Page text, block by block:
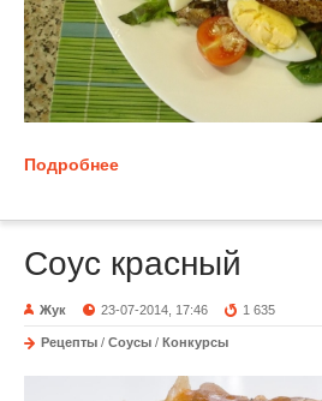
Подробнее
Соус красный
Жук 23-07-2014, 17:46 1 635
Рецепты / Соусы / Конкурсы